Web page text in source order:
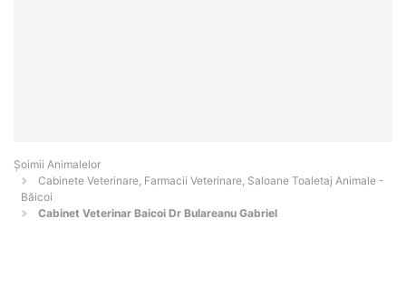
Şoimii Animalelor
Cabinete Veterinare, Farmacii Veterinare, Saloane Toaletaj Animale -
Băicoi
Cabinet Veterinar Baicoi Dr Bulareanu Gabriel